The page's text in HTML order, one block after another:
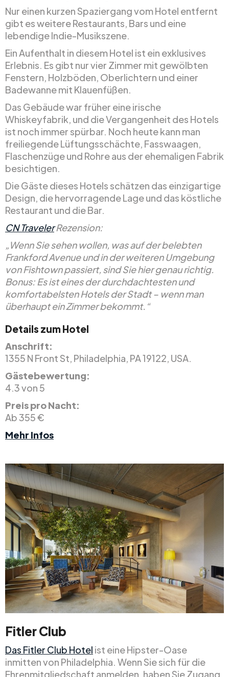
Nur einen kurzen Spaziergang vom Hotel entfernt
gibt es weitere Restaurants, Bars und eine
lebendige Indie-Musikszene.
Ein Aufenthalt in diesem Hotel ist ein exklusives
Erlebnis. Es gibt nur vier Zimmer mit gewölbten
Fenstern, Holzböden, Oberlichtern und einer
Badewanne mit Klauenfüßen.
Das Gebäude war früher eine irische
Whiskeyfabrik, und die Vergangenheit des Hotels
ist noch immer spürbar. Noch heute kann man
freiliegende Lüftungsschächte, Fasswaagen,
Flaschenzüge und Rohre aus der ehemaligen Fabrik
besichtigen.
Die Gäste dieses Hotels schätzen das einzigartige
Design, die hervorragende Lage und das köstliche
Restaurant und die Bar.
CN TravelerRezension:
„Wenn Sie sehen wollen, was auf der belebten
Frankford Avenue und in der weiteren Umgebung
von Fishtown passiert, sind Sie hier genau richtig.
Bonus: Es ist eines der durchdachtesten und
komfortabelsten Hotels der Stadt – wenn man
überhaupt ein Zimmer bekommt.“
Details zum Hotel
Anschrift:
1355 N Front St, Philadelphia, PA 19122, USA.
Gästebewertung:
4.3 von 5
Preis pro Nacht:
Ab 355 €
Mehr Infos
Fitler Club
Das Fitler Club Hotel ist eine Hipster-Oase
inmitten von Philadelphia. Wenn Sie sich für die
Ehrenmitgliedschaft anmelden, haben Sie Zugang